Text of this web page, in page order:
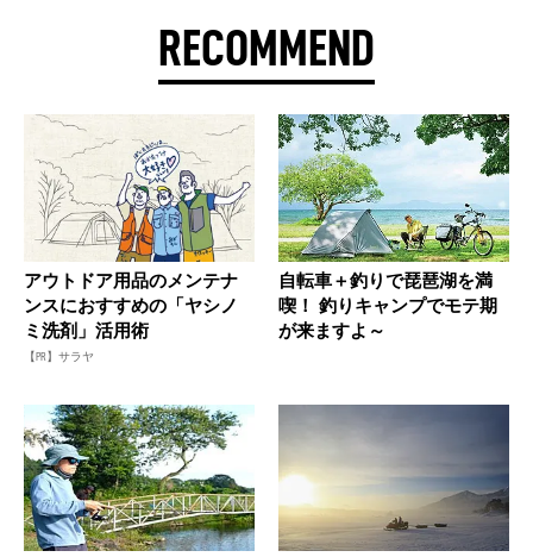
RECOMMEND
アウトドア用品のメンテナ
ンスにおすすめの「ヤシノ
ミ洗剤」活用術
【PR】サラヤ
自転車＋釣りで琵琶湖を満
喫！ 釣りキャンプでモテ期
が来ますよ～